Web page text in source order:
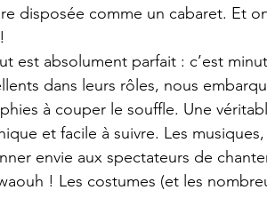
disposée comme un cabaret. Et
est absolument parfait : c’est
dans leurs rôles, nous
à couper le souffle. Une
et facile à suivre. Les
envie aux spectateurs de
! Les costumes (et les